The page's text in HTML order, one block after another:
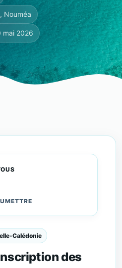
Nouméa
mai 2026
Calédonie
des